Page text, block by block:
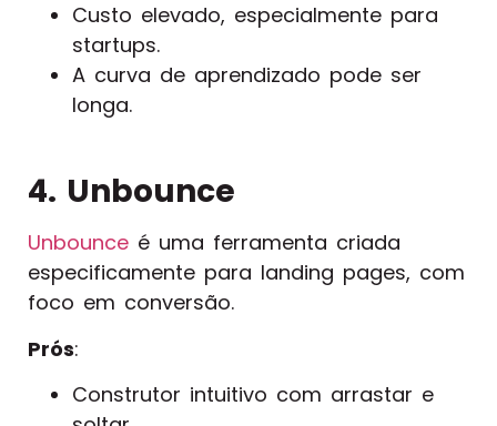
Custo elevado, especialmente para
startups.
A curva de aprendizado pode ser
longa.
4. Unbounce
Unbounce é uma ferramenta criada
especificamente para landing pages, com
foco em conversão.
Prós:
Construtor intuitivo com arrastar e